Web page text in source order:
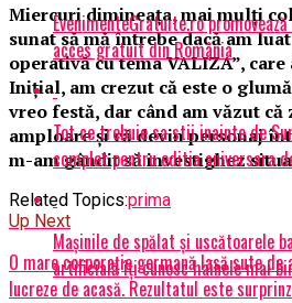
Miercuri dimineața, mai mulți
sunat să mă întrebe dacă am
operativă cu tema VALIZA”,
Inițial, am crezut că este o
vreo festă, dar când am văzut
amploare și că devin personaj
m-am gândit să investighez
Related Topics:prima
Up Next
O mare corporaţie germană lasă sute de
lucreze de acasă. Rezultatul este
EvenimenteGratuite.ro
acces gratuit din România
Tot ce trebuie sa stii inainte de
complet pentru editia aniversara
Mașinile de spălat și uscătoarele
artificială îți cunosc hainele mai